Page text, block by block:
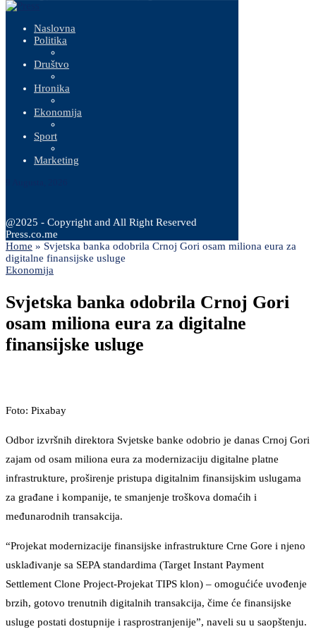
Naslovna
Politika
Društvo
Hronika
Ekonomija
Sport
Marketing
@2025 - Copyright and All Right Reserved
Press.co.me
Home » Svjetska banka odobrila Crnoj Gori osam miliona eura za
digitalne finansijske usluge
Ekonomija
Svjetska banka odobrila Crnoj Gori
osam miliona eura za digitalne
finansijske usluge
Foto: Pixabay
Odbor izvršnih direktora Svjetske banke odobrio je danas Crnoj Gori
zajam od osam miliona eura za modernizaciju digitalne platne
infrastrukture, proširenje pristupa digitalnim finansijskim uslugama
za građane i kompanije, te smanjenje troškova domaćih i
međunarodnih transakcija.
“Projekat modernizacije finansijske infrastrukture Crne Gore i njeno
usklađivanje sa SEPA standardima (Target Instant Payment
Settlement Clone Project-Projekat TIPS klon) – omogućiće uvođenje
brzih, gotovo trenutnih digitalnih transakcija, čime će finansijske
usluge postati dostupnije i rasprostranjenije”, naveli su u saopštenju.